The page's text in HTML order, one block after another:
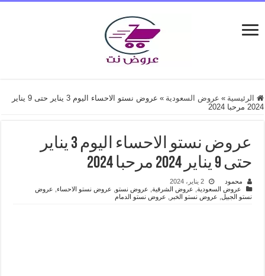
الرئيسية » عروض السعودية »
عروض نستو الاحساء اليوم 3 يناير حتى 9 يناير
2024 مرحبا 2024
عروض نستو الاحساء اليوم 3 يناير
حتى 9 يناير 2024 مرحبا 2024
محمود
2 يناير، 2024
عروض السعودية, عروض الشرقية, عروض نستو, عروض نستو الاحساء,
عروض
نستو الجبيل, عروض نستو الخبر عروض نستو الدمام